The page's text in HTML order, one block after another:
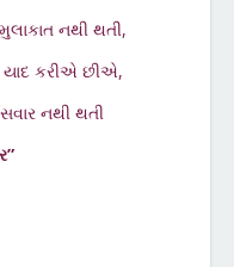
નથી થતી,
કરીએ છીએ,
નથી થતી